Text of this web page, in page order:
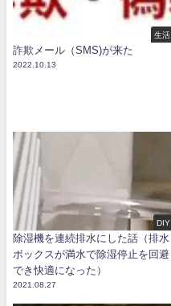
生活
詐欺メール（SMS)が来た
2022.10.13
DIY
除湿機を連続排水にした話（排水
ボックスが満水で除湿停止を回避
でき快適になった）
2021.08.27